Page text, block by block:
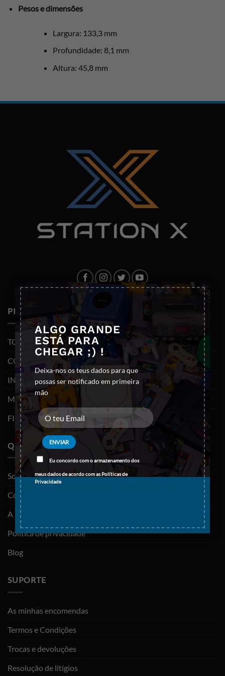
ALGO GRANDE
ESTÁ PARA
CHEGAR ;) !
Deixa-nos os teus dados para que
possas ser notificado em primeira
mão
Eu concordo com o armazenamento dos
meus dados de acordo com asPolíticas de
Privacidade
×
Pesos e dimensões
Largura: 133,3 mm
Profundidade: 8,1 mm
Altura: 45,8 mm
PRODUTOS
TODOS OS PRODUTOS
CONSOLAS E VIDEOJOGOS
INFORMÁTICA
MOBILIDADE
FIGURAS FUNKO POP
QUEM SOMOS
Sobre nós
Contactos
A minha conta
Política de privacidade
Blog
SUPORTE
As minhas encomendas
Termos e Condições
Trocas e devoluções
Resolução de litígios